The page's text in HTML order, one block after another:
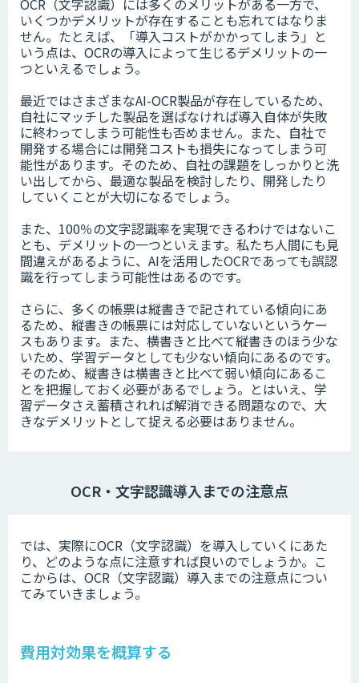
OCR（文字認識）には多くのメリットがある一方で、
いくつかデメリットが存在することも忘れてはなりま
せん。たとえば、「導入コストがかかってしまう」と
いう点は、OCRの導入によって生じるデメリットの一
つといえるでしょう。
最近ではさまざまなAI-OCR製品が存在しているため、
自社にマッチした製品を選ばなければ導入自体が失敗
に終わってしまう可能性も否めません。また、自社で
開発する場合には開発コストも損失になってしまう可
能性があります。そのため、自社の課題をしっかりと洗
い出してから、最適な製品を検討したり、開発したり
していくことが大切になるでしょう。
また、100％の文字認識率を実現できるわけではないこ
とも、デメリットの一つといえます。私たち人間にも見
間違えがあるように、AIを活用したOCRであっても誤認
識を行ってしまう可能性はあるのです。
さらに、多くの帳票は縦書きで記されている傾向にあ
るため、縦書きの帳票には対応していないというケー
スもあります。また、横書きと比べて縦書きのほう少な
いため、学習データとしても少ない傾向にあるのです。
そのため、縦書きは横書きと比べて弱い傾向にあるこ
とを把握しておく必要があるでしょう。とはいえ、学
習データさえ蓄積されれば解消できる問題なので、大
きなデメリットとして捉える必要はありません。
OCR・文字認識導入までの注意点
では、実際にOCR（文字認識）を導入していくにあた
り、どのような点に注意すれば良いのでしょうか。こ
こからは、OCR（文字認識）導入までの注意点につい
てみていきましょう。
費用対効果を概算する